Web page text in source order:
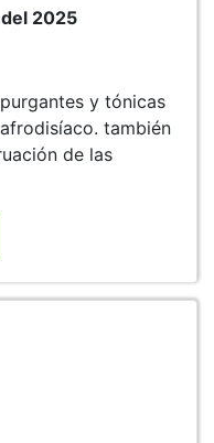
2025
y tónicas
también
de las